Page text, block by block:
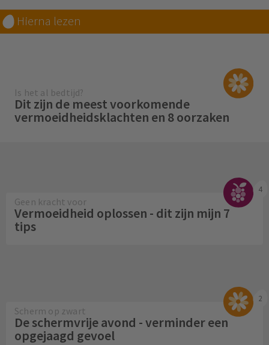
Hierna lezen
Is het al bedtijd?
Dit zijn de meest voorkomende
vermoeidheidsklachten en 8 oorzaken
4
Geen kracht voor
Vermoeidheid oplossen - dit zijn mijn 7
tips
2
Scherm op zwart
De schermvrije avond - verminder een
opgejaagd gevoel